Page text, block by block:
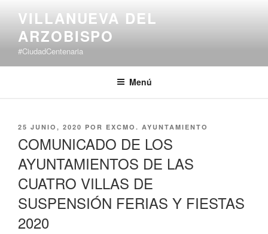
contenido
VILLANUEVA DEL
ARZOBISPO
#CiudadCentenaria
Menú
PUBLICADO
25 JUNIO, 2020 POR EXCMO. AYUNTAMIENTO
COMUNICADO DE LOS
AYUNTAMIENTOS DE LAS
CUATRO VILLAS DE
SUSPENSIÓN FERIAS Y FIESTAS
2020